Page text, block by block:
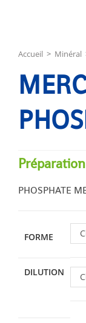
Accueil > Minéral
PHOSPHATE
FORME
DILUTION